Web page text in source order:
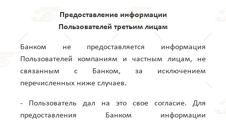
Предоставление информации
Пользователей третьим лицам
Банком не предоставляется информация
Пользователей компаниям и частным лицам, не
связанным с Банком, за исключением
перечисленных ниже случаев.
- Пользователь дал на это свое согласие. Для
предоставления Банком информации